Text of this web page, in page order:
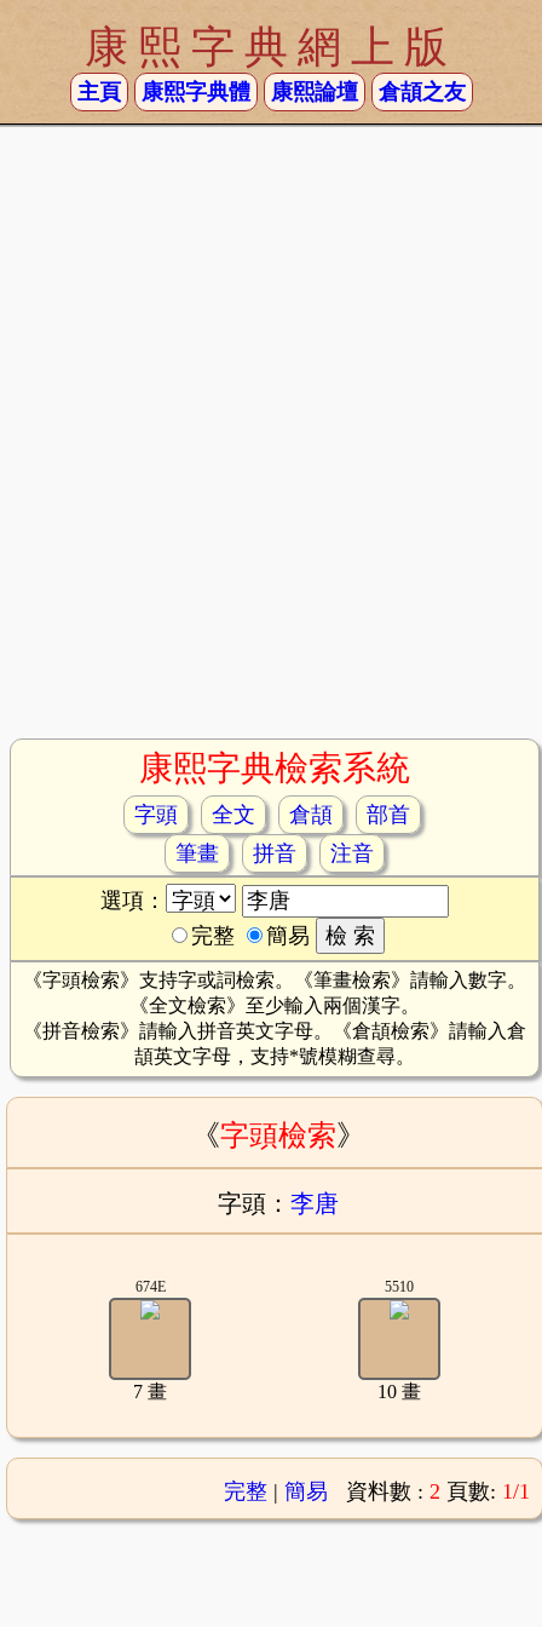
康熙字典網上版
主頁 康熙字典體 康熙論壇 倉頡之友
康熙字典檢索系統
字頭 全文 倉頡
部首
筆畫
拼音
注音
選項：
完整
簡易
《字頭檢索》支持字或詞檢索。《筆畫檢索》請輸入數字。
《全文檢索》至少輸入兩個漢字。
《拼音檢索》請輸入拼音英文字母。《倉頡檢索》請輸入倉
頡英文字母，支持*號模糊查尋。
《字頭檢索》
字頭： 李唐
674E
7 畫
5510
10 畫
完整| 簡易 資料數 : 2 頁數: 1/1